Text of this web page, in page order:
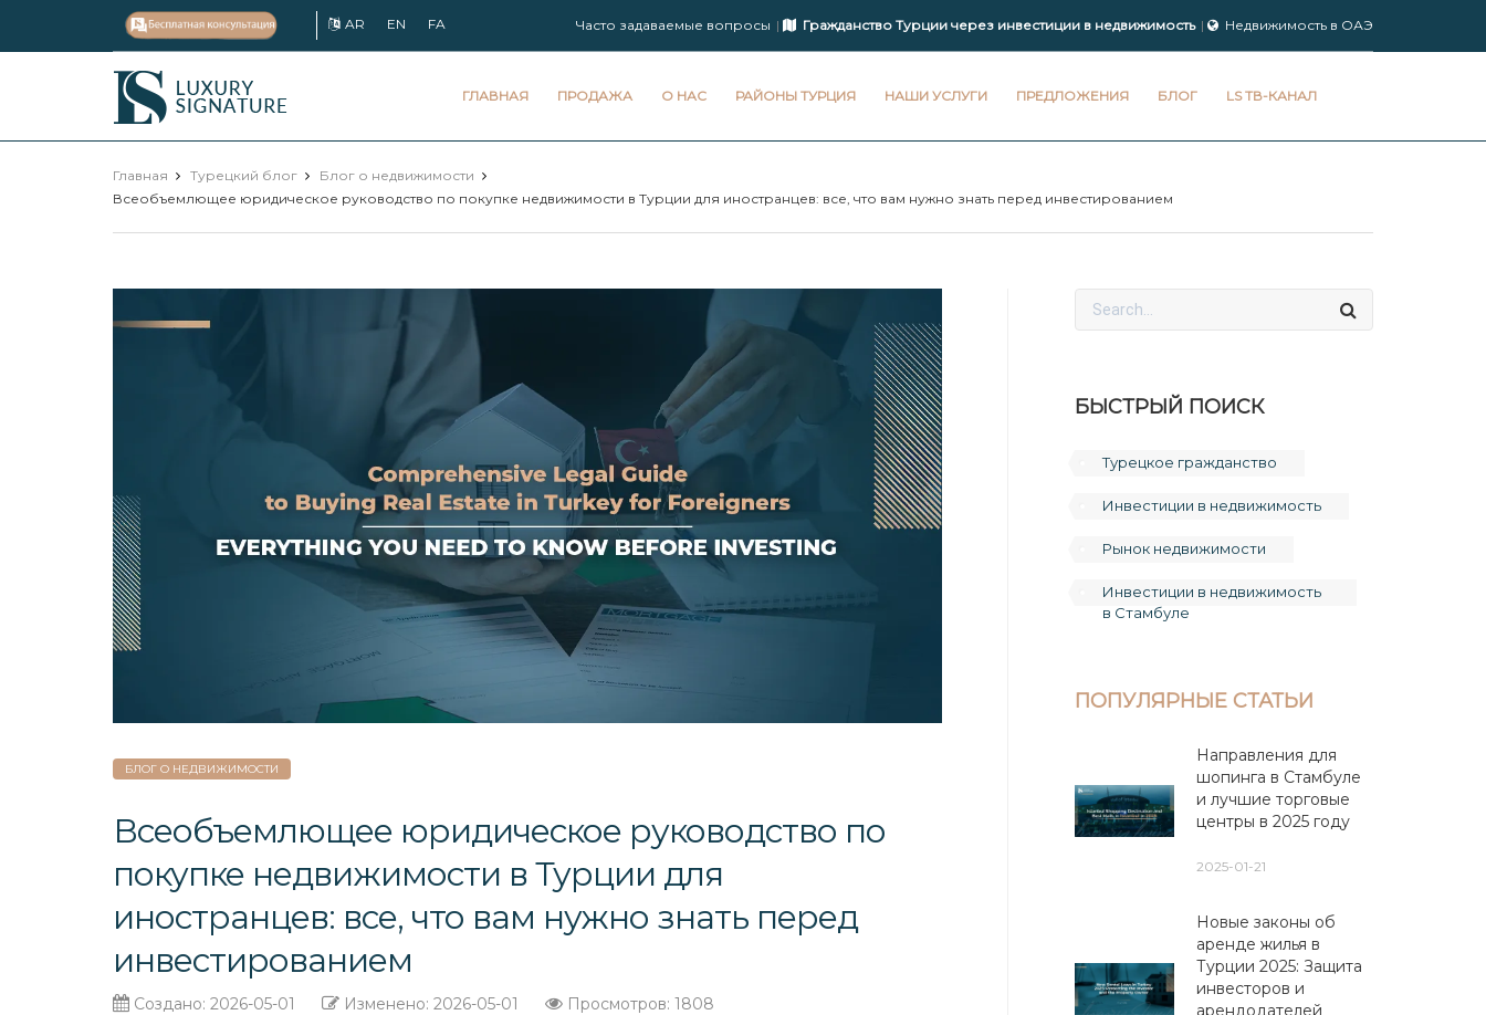
AR EN FA Часто задаваемые вопросы Гражданство Турции через инвестиции в недвижимость Недвижимость в ОАЭ
Luxury
Signature
ГЛАВНАЯ ПРОДАЖА О НАС РАЙОНЫ ТУРЦИЯ НАШИ УСЛУГИ ПРЕДЛОЖЕНИЯ БЛОГ LS ТВ-КАНАЛ
Главная Турецкий блог
Блог о недвижимости
Всеобъемлющее юридическое руководство по покупке недвижимости в Турции для иностранцев: все, что вам нужно знать перед инвестированием
БЛОГ О НЕДВИЖИМОСТИ
Всеобъемлющее юридическое руководство по
покупке недвижимости в Турции для
иностранцев: все, что вам нужно знать перед
инвестированием
Создано: 2026-05-01 Изменено: 2026-05-01 Просмотров: 1808
БЫСТРЫЙ ПОИСК
Турецкое гражданство
Инвестиции в недвижимость
Рынок недвижимости
Инвестиции в недвижимость
в Стамбуле
ПОПУЛЯРНЫЕ СТАТЬИ
Направления для
шопинга в Стамбуле
и лучшие торговые
центры в 2025 году
2025-01-21
Новые законы об
аренде жилья в
Турции 2025: Защита
инвесторов и
арендодателей